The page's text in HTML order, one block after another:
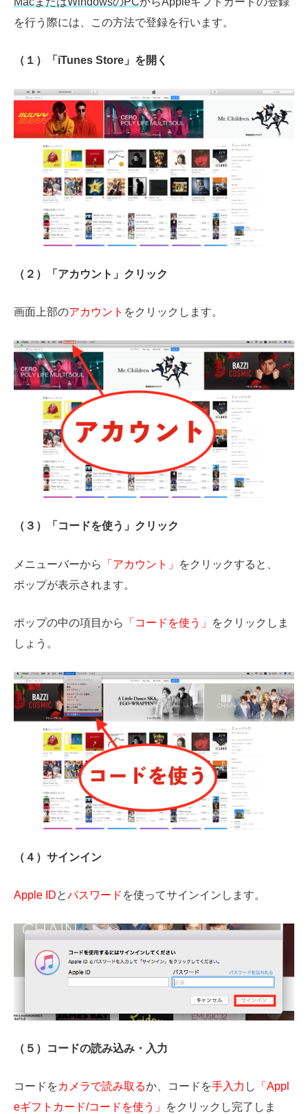
を行う際には、この方法で登録を行います。
（１）「iTunes Store」を開く
（２）「アカウント」クリック
画面上部のアカウント をクリックします。
（３）「コードを使う」クリック
メニューバーから 「アカウント」
をクリックすると、
ポップが表示されます。
ポップの中の項目から 「コードを使う」
をクリックしま
しょう。
（４）サインイン
Apple IDとパスワード を使ってサインインします。
（５）コードの読み込み・入力
コードをカメラで読み取るか、コードを手入力 し
「Appl
eギフトカード/コードを使う」
をクリックし完了しま